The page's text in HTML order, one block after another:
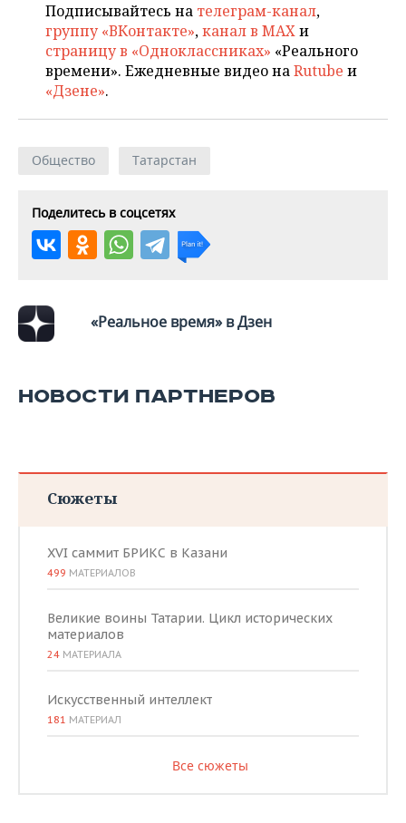
Подписывайтесь на телеграм-канал,
группу «ВКонтакте»,канал в MAXи
страницу в «Одноклассниках» «Реального
времени». Ежедневные видео наRutube и
«Дзене».
Общество Татарстан
Поделитесь в соцсетях
«Реальное время» в Дзен
НОВОСТИ ПАРТНЕРОВ
Сюжеты
XVI саммит БРИКС в Казани
499 МАТЕРИАЛОВ
Великие воины Татарии. Цикл исторических
материалов
24 МАТЕРИАЛА
Искусственный интеллект
181 МАТЕРИАЛ
Все сюжеты